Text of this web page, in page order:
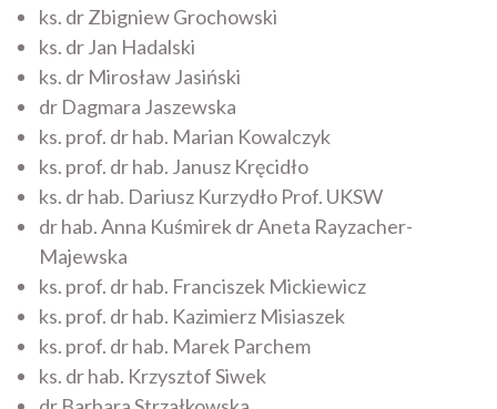
ks. dr Zbigniew Grochowski
ks. dr Jan Hadalski
ks. dr Mirosław Jasiński
dr Dagmara Jaszewska
ks. prof. dr hab. Marian Kowalczyk
ks. prof. dr hab. Janusz Kręcidło
ks. dr hab. Dariusz Kurzydło Prof. UKSW
dr hab. Anna Kuśmirek dr Aneta Rayzacher-
Majewska
ks. prof. dr hab. Franciszek Mickiewicz
ks. prof. dr hab. Kazimierz Misiaszek
ks. prof. dr hab. Marek Parchem
ks. dr hab. Krzysztof Siwek